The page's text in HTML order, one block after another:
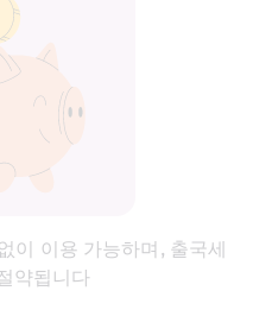
이 이용 가능하며, 출국세
약됩니다